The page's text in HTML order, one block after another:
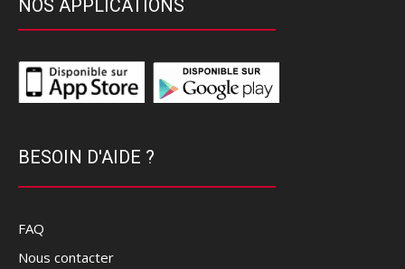
NOS APPLICATIONS
BESOIN D'AIDE ?
FAQ
Nous contacter